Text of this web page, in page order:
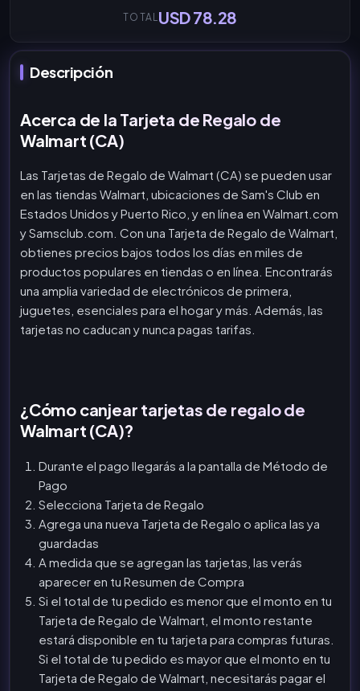
TOTAL USD 78.28
Descripción
Acerca de la Tarjeta de Regalo de
Walmart (CA)
Las Tarjetas de Regalo de Walmart (CA) se pueden usar
en las tiendas Walmart, ubicaciones de Sam's Club en
Estados Unidos y Puerto Rico, y en línea en Walmart.com
y Samsclub.com. Con una Tarjeta de Regalo de Walmart,
obtienes precios bajos todos los días en miles de
productos populares en tiendas o en línea. Encontrarás
una amplia variedad de electrónicos de primera,
juguetes, esenciales para el hogar y más. Además, las
tarjetas no caducan y nunca pagas tarifas.
¿Cómo canjear tarjetas de regalo de
Walmart (CA)?
Durante el pago llegarás a la pantalla de Método de
Pago
Selecciona Tarjeta de Regalo
Agrega una nueva Tarjeta de Regalo o aplica las ya
guardadas
A medida que se agregan las tarjetas, las verás
aparecer en tu Resumen de Compra
Si el total de tu pedido es menor que el monto en tu
Tarjeta de Regalo de Walmart, el monto restante
estará disponible en tu tarjeta para compras futuras.
Si el total de tu pedido es mayor que el monto en tu
Tarjeta de Regalo de Walmart, necesitarás pagar el